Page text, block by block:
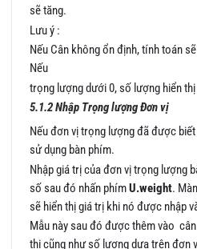
sẽ tăng.
Lưu ý :
Nếu Cân không ổn định, tính toán
Nếu
trọng lượng dưới 0, số lượng hiển
5.1.2 Nhập Trọng lượng Đơn vị
Nếu đơn vị trọng lượng đã được
sử dụng bàn phím.
Nhập giá trị của đơn vị trọng lượng
số sau đó nhấn phímU.weight.
sẽ hiển thị giá trị khi nó được nhập
Mẫu này sau đó được thêm vào
thị cũng như số lượng dựa trên đơn